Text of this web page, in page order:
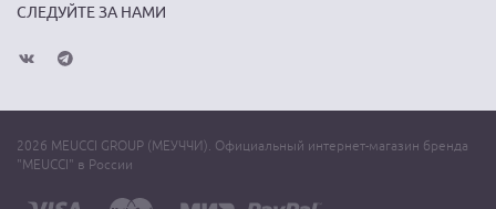
СЛЕДУЙТЕ ЗА НАМИ
2026 MEUCCI GROUP (МЕУЧЧИ). Официальный интернет-магазин бренда
"MEUCCI" в России